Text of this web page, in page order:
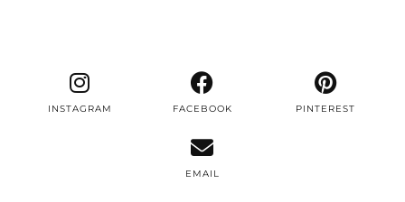
INSTAGRAM FACEBOOK PINTEREST
EMAIL